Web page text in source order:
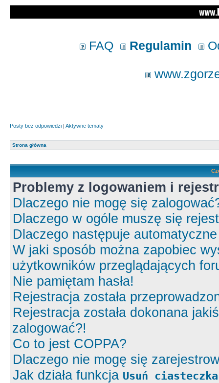
FAQ Regulamin
Posty bez odpowiedzi | Aktywne tematy
Strona główna
Problemy z logowaniem i
Dlaczego nie mogę się
Dlaczego w ogóle muszę się
Dlaczego następuje
W jaki sposób można zapobiec
użytkowników przeglądających
Nie pamiętam hasła!
Rejestracja została
Rejestracja została dokonana
zalogować?!
Co to jest COPPA?
Dlaczego nie mogę się
Jak działa funkcja Usuń